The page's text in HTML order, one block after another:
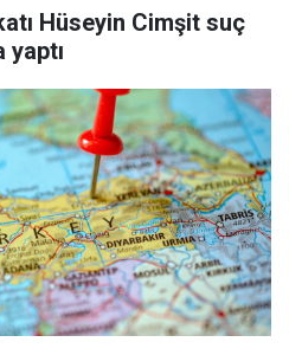
Hüseyin Cimşit suç
yaptı